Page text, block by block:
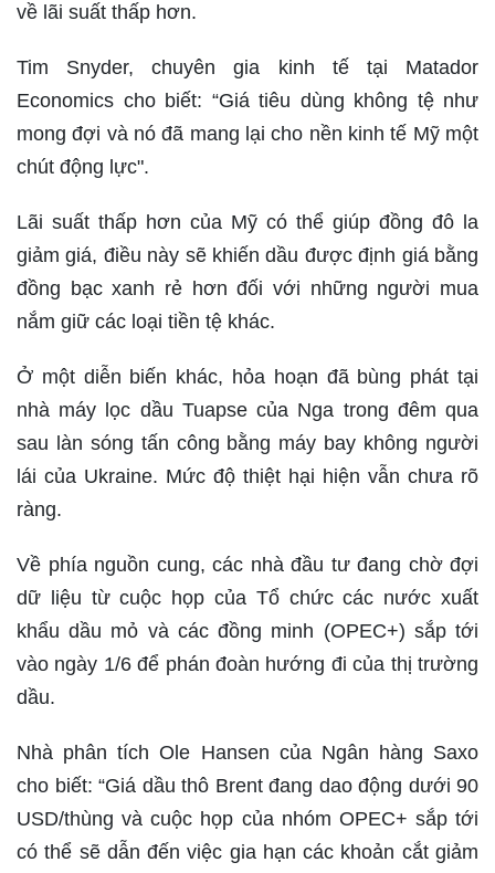
về lãi suất thấp hơn.
Tim Snyder, chuyên gia kinh tế tại Matador
Economics cho biết: “Giá tiêu dùng không tệ như
mong đợi và nó đã mang lại cho nền kinh tế Mỹ một
chút động lực".
Lãi suất thấp hơn của Mỹ có thể giúp đồng đô la
giảm giá, điều này sẽ khiến dầu được định giá bằng
đồng bạc xanh rẻ hơn đối với những người mua
nắm giữ các loại tiền tệ khác.
Ở một diễn biến khác, hỏa hoạn đã bùng phát tại
nhà máy lọc dầu Tuapse của Nga trong đêm qua
sau làn sóng tấn công bằng máy bay không người
lái của Ukraine. Mức độ thiệt hại hiện vẫn chưa rõ
ràng.
Về phía nguồn cung, các nhà đầu tư đang chờ đợi
dữ liệu từ cuộc họp của Tổ chức các nước xuất
khẩu dầu mỏ và các đồng minh (OPEC+) sắp tới
vào ngày 1/6 để phán đoàn hướng đi của thị trường
dầu.
Nhà phân tích Ole Hansen của Ngân hàng Saxo
cho biết: “Giá dầu thô Brent đang dao động dưới 90
USD/thùng và cuộc họp của nhóm OPEC+ sắp tới
có thể sẽ dẫn đến việc gia hạn các khoản cắt giảm